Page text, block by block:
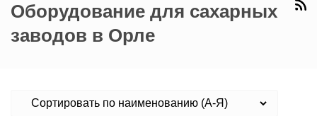
Оборудование для сахарных
заводов в Орле